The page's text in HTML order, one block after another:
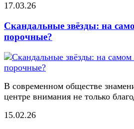
17.03.26
Скандальные звёзды: на
порочные?
В современном обществе
центре внимания не только
15.02.26